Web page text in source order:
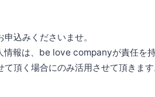
込みくださいませ。
情報は、be love companyが責任を持
頂く場合にのみ活用させて頂きます